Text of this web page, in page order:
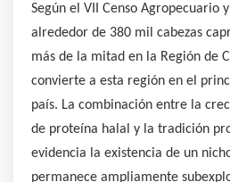
Según el VII Censo Agropecuario
alrededor de 380 mil cabezas
más de la mitad en la Región de
convierte a esta región en el
país. La combinación entre la
de proteína halal y la tradición
evidencia la existencia de un
permanece ampliamente